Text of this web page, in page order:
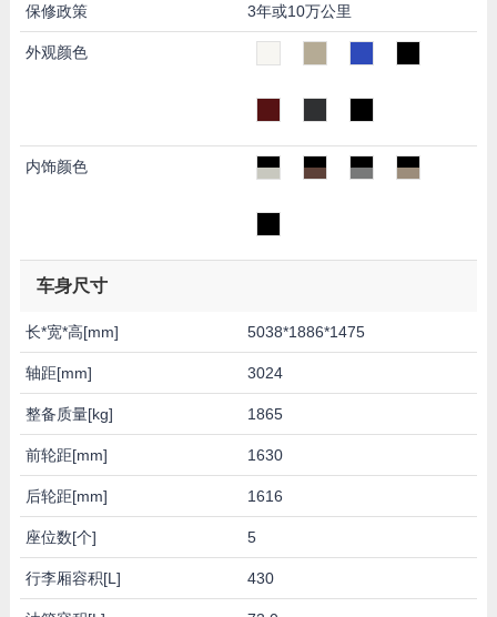
保修政策 3年或10万公里
外观颜色
内饰颜色
车身尺寸
长*宽*高[mm] 5038*1886*1475
轴距[mm] 3024
整备质量[kg] 1865
前轮距[mm] 1630
后轮距[mm] 1616
座位数[个] 5
行李厢容积[L] 430